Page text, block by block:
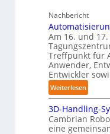
o
b
o
t
t
ä
n
d
i
g
e
P
o
l
y
Nachbericht
Am 16. und
Treffpunkt für
Anwender,
Entwickler
Weiterlesen:
A
u
t
o
3D-Handling-
Cambrian
eine